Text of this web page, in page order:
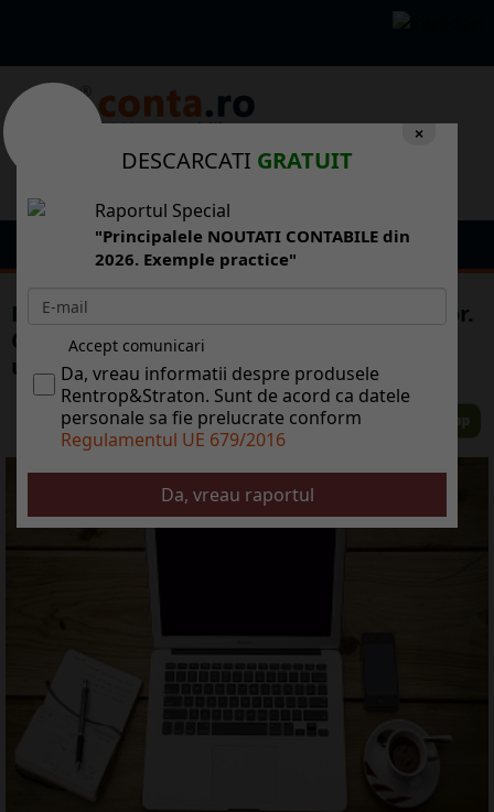
Procedura pentru acordarea bonificatiilor.
Ce a hotarat ANAF referitor la Declaratia
unica?
×
DESCARCATI GRATUIT
Raportul Special
"Principalele NOUTATI CONTABILE din
2026. Exemple practice"
Accept comunicari
Da, vreau informatii despre produsele
Rentrop&Straton. Sunt de acord ca datele
personale sa fie prelucrate conform
Regulamentul UE 679/2016